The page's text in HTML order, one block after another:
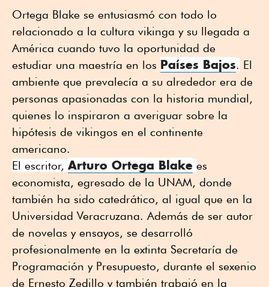
Ortega Blake se entusiasmó con todo lo
relacionado a la cultura vikinga y su llegada a
América cuando tuvo la oportunidad de
estudiar una maestría en los Países Bajos. El
ambiente que prevalecía a su alrededor era de
personas apasionadas con la historia mundial,
quienes lo inspiraron a averiguar sobre la
hipótesis de vikingos en el continente
americano.
El escritor, Arturo Ortega Blake es
economista, egresado de la UNAM, donde
también ha sido catedrático, al igual que en la
Universidad Veracruzana. Además de ser autor
de novelas y ensayos, se desarrolló
profesionalmente en la extinta Secretaría de
Programación y Presupuesto, durante el sexenio
de Ernesto Zedillo y también trabajó en la